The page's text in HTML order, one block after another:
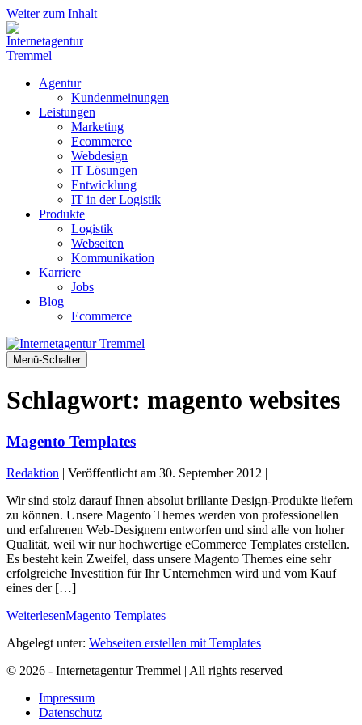
Weiter zum Inhalt
Agentur
Kundenmeinungen
Leistungen
Marketing
Ecommerce
Webdesign
IT Lösungen
Entwicklung
IT in der Logistik
Produkte
Logistik
Webseiten
Kommunikation
Karriere
Jobs
Blog
Ecommerce
Menü-Schalter
Schlagwort: magento websites
Magento Templates
Redaktion | Veröffentlicht am 30. September 2012 |
Wir sind stolz darauf Ihnen absolut brillante Design-Produkte liefern
zu können. Unsere Magento Themes werden von professionellen
und erfahrenen Web-Designern entworfen und sind alle von hoher
Qualität, weil wir nur hochwertige eCommerce Templates erstellen.
Es besteht kein Zweifel, dass unsere Magento Themes eine sehr
erfolgreiche Investition für Ihr Unternehmen wird und vom Kauf
eines der […]
WeiterlesenMagento Templates
Abgelegt unter: Webseiten erstellen mit Templates
© 2026 - Internetagentur Tremmel | All rights reserved
Impressum
Datenschutz